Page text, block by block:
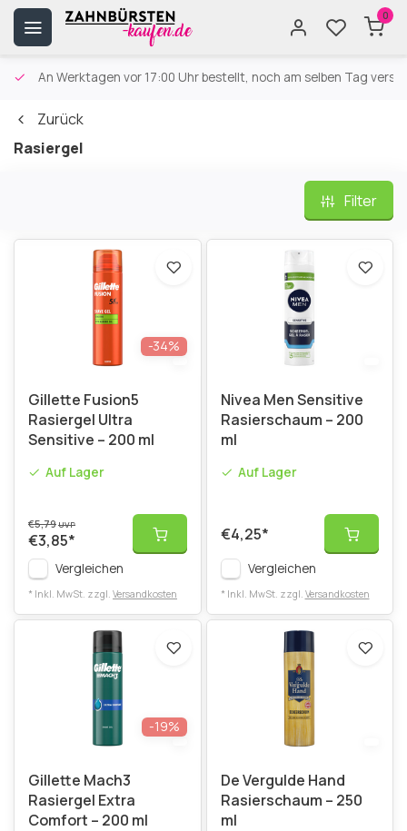
0
An Werktagen vor 17:00 Uhr bestellt, noch am selben Tag
Zurück
Rasiergel
Filter
-34%
Gillette Fusion5
Rasiergel Ultra
Sensitive – 200 ml
Auf Lager
€5,79UVP
€3,85*
Vergleichen
* Inkl. MwSt. zzgl. Versandkosten
Nivea Men Sensitive
Rasierschaum – 200
ml
Auf Lager
€4,25*
Vergleichen
* Inkl. MwSt. zzgl. Versandkosten
-19%
Gillette Mach3
Rasiergel Extra
Comfort – 200 ml
De Vergulde Hand
Rasierschaum – 250
ml